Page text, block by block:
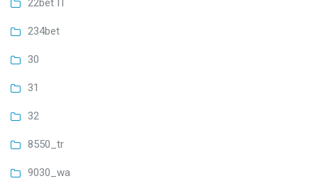
22bet IT
234bet
30
31
32
8550_tr
9030_wa